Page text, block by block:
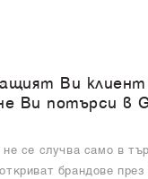
Ви
Ви потърси в
не се случва само в
брандове през